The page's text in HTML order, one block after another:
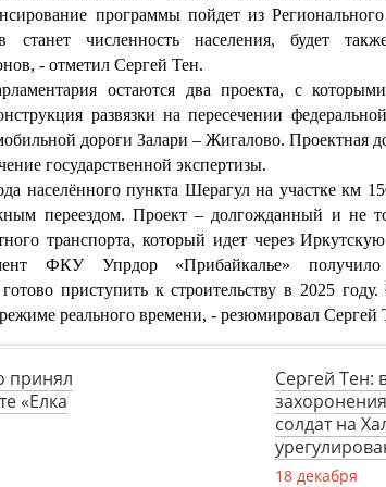
программы пойдет из
станет численность населения, будет
- отметил Сергей Тен.
остаются два проекта, с
развязки на пересечении
дороги Залари – Жигалово. Проектная
государственной экспертизы.
населённого пункта Шерагул на участке км
переездом. Проект – долгожданный и не
транспорта, который идет через
ФКУ Упрдор «Прибайкалье» получило
приступить к строительству в 2025
реального времени, - резюмировал Сергей
принял
«Елка
Сергей Тен:
солдат на
18 декабря